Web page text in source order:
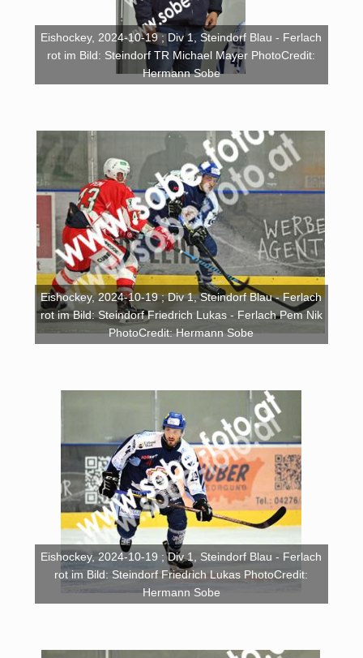
Eishockey, 2024-10-19 ; Div 1, Steindorf Blau - Ferlach
rot im Bild: Steindorf TR Michael Mayer PhotoCredit:
Hermann Sobe
Eishockey, 2024-10-19 ; Div 1, Steindorf Blau - Ferlach
rot im Bild: Steindorf Friedrich Lukas - Ferlach Pem Nik
PhotoCredit: Hermann Sobe
Eishockey, 2024-10-19 ; Div 1, Steindorf Blau - Ferlach
rot im Bild: Steindorf Friedrich Lukas PhotoCredit:
Hermann Sobe